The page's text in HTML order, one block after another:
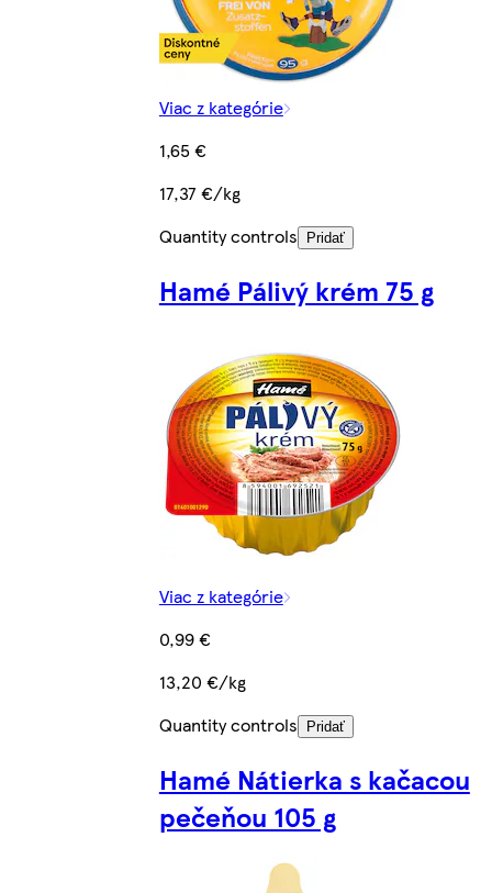
Viac z kategórie
1,65 €
17,37 €/kg
Quantity controls
Pridať
Hamé Pálivý krém 75 g
Viac z kategórie
0,99 €
13,20 €/kg
Quantity controls
Pridať
Hamé Nátierka s kačacou
pečeňou 105 g